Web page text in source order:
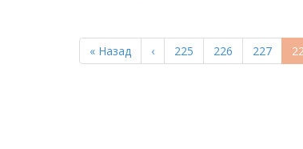
Перша
сторінка
« Назад
Попередня
сторінка
‹ Page
225 Page
226 Page
227